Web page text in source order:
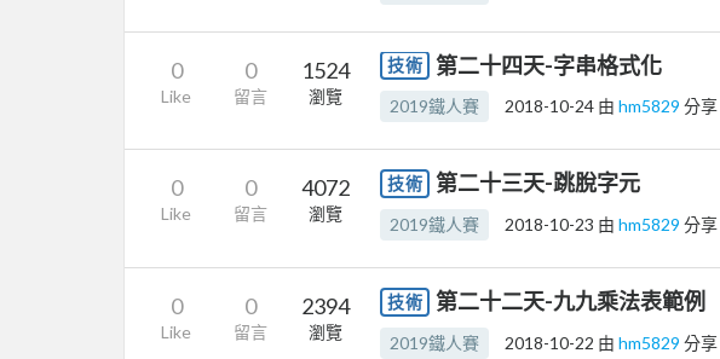
0
Like
0
留言
1524
瀏覽
技術 第二十四天-字串格式化
2019鐵人賽 2018-10-24 由 hm5829 分享
0
Like
0
留言
4072
瀏覽
技術 第二十三天-跳脫字元
2019鐵人賽 2018-10-23 由 hm5829 分享
0
Like
0
留言
2394
瀏覽
技術 第二十二天-九九乘法表範例
2019鐵人賽 2018-10-22 由 hm5829 分享